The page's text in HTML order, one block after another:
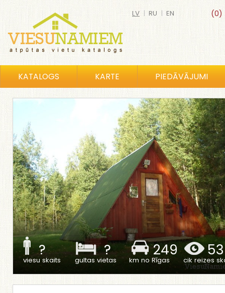
(0)
LV | RU | EN
KATALOGS KARTE PIEDĀVĀJUMI
?
viesu skaits
?
gultas vietas
249
km no Rīgas cik reizes